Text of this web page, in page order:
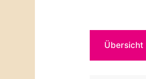
Übersicht